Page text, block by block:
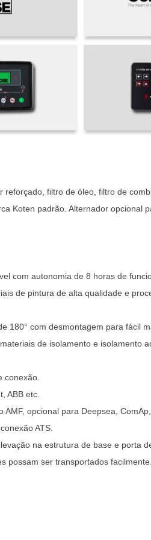
filtro de óleo, filtro de
Koten padrão. Alternador opcional
com autonomia de 8 horas de
de pintura de alta qualidade e
180° com desmontagem para fácil
de isolamento e isolamento
conexão.
ABB etc.
opcional para Deepsea,
ATS.
na estrutura de base e porta
possam ser transportados facilmente.